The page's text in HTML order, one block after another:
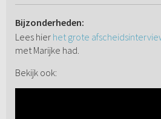
Bijzonderheden:
Lees hier het grote
met Marijke had.
Bekijk ook: